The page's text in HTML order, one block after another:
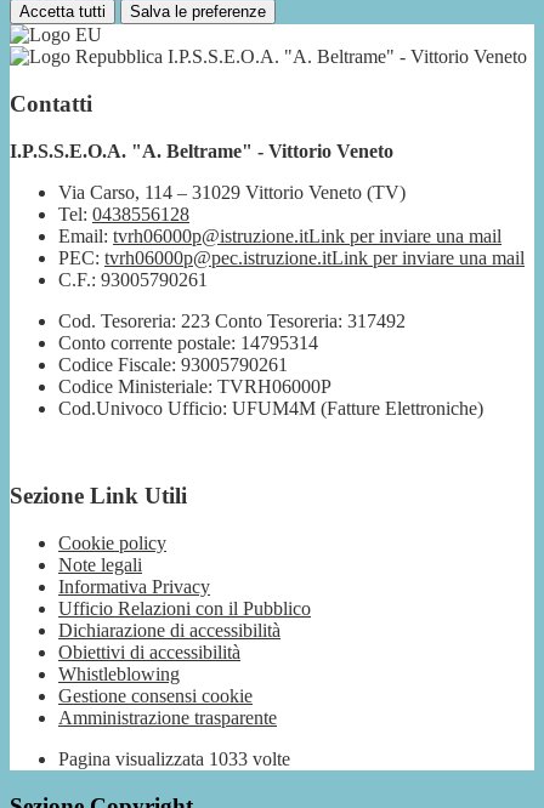
Accetta tutti Salva le preferenze
I.P.S.S.E.O.A. "A. Beltrame" - Vittorio Veneto
Contatti
I.P.S.S.E.O.A. "A. Beltrame" - Vittorio Veneto
Via Carso, 114 – 31029 Vittorio Veneto (TV)
Tel: 0438556128
Email: tvrh06000p@istruzione.itLink per inviare una mail
PEC: tvrh06000p@pec.istruzione.itLink per inviare una mail
C.F.: 93005790261
Cod. Tesoreria: 223 Conto Tesoreria: 317492
Conto corrente postale: 14795314
Codice Fiscale: 93005790261
Codice Ministeriale: TVRH06000P
Cod.Univoco Ufficio: UFUM4M (Fatture Elettroniche)
Sezione Link Utili
Cookie policy
Note legali
Informativa Privacy
Ufficio Relazioni con il Pubblico
Dichiarazione di accessibilità
Obiettivi di accessibilità
Whistleblowing
Gestione consensi cookie
Amministrazione trasparente
Pagina visualizzata 1033 volte